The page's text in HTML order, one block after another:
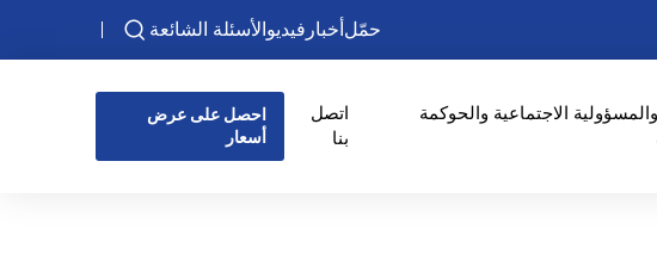
حمّلأخبار فيديوالأسئلة الشائعة
الاجتماعية والحوكمة
اتصل
بنا
احصل على عرض
أسعار